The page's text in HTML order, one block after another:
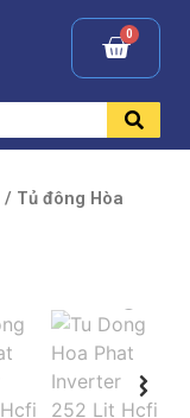
/ Tủ đông Hòa